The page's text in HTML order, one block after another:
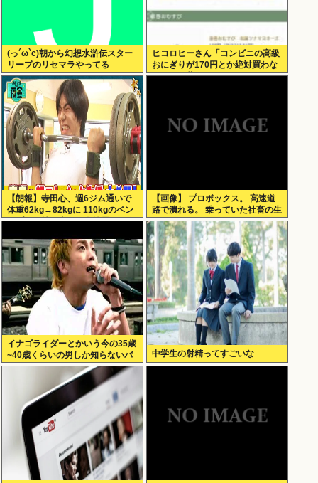
(っ´ω`c)朝から幻想水滸伝スター
リープのリセマラやってる
ヒコロヒーさん「コンビニの高級
おにぎりが170円とか絶対買わな
い」とか薄すぎるトークをかまし
【朗報】寺田心、週6ジム通いで
体重62kg→82kgに 110kgのベン
チプレス持ち上げる姿披露（画像
【画像】 プロボックス。 高速道
路で潰れる。 乗っていた社畜の生
死不明
イナゴライダーとかいう今の35歳
~40歳くらいの男しか知らないバ
ンドwww
中学生の射精ってすごいな